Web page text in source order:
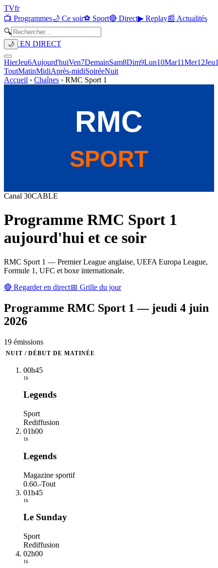
TVfr
📺 Programmes🌙 Ce soir⚽ Sport🔴 Direct▶ Replay📰 Actualités
🔍
🌙 EN DIRECT
HierJeu6Aujourd'huiVen7DemainSam8Dim9Lun10Mar11Mer12Jeu
ToutMatinMidiAprès-midiSoiréeNuit
Accueil › Chaînes › RMC Sport 1
Canal 30CABLE
Programme RMC Sport 1
aujourd'hui et ce soir
RMC Sport 1 — Premier League anglaise, UEFA Europa League,
Formule 1, UFC et boxe internationale.
🔴 Regarder en direct📅 Grille du jour
Programme RMC Sport 1 — jeudi 4 juin
2026
19 émissions
NUIT / DÉBUT DE MATINÉE
00h45
1h
Legends
Sport
Rediffusion
01h00
1h
Legends
Magazine sportif
0.60.-Tout
01h45
1h
Le Sunday
Sport
Rediffusion
02h00
1h